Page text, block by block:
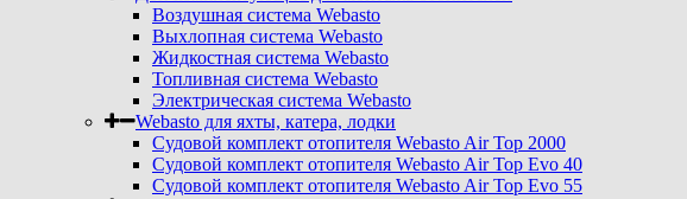
Воздушная система Webasto
Выхлопная система Webasto
Жидкостная система Webasto
Топливная система Webasto
Электрическая система Webasto
Webasto для яхты, катера, лодки
Судовой комплект отопителя Webasto Air Top 2000
Судовой комплект отопителя Webasto Air Top Evo 40
Судовой комплект отопителя Webasto Air Top Evo 55